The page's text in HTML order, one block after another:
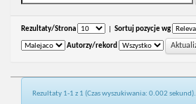
Rezultaty/Strona Sortuj pozycje wg
Autorzy/rekord
Rezultaty 1-1 z 1 (Czas wyszukiwania: 0.002 sekund).